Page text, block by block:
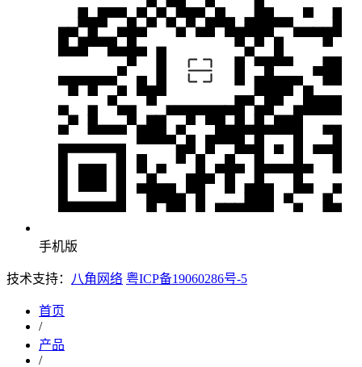
手机版
技术支持： 八角网络 粤ICP备19060286号-5
首页
/
产品
/